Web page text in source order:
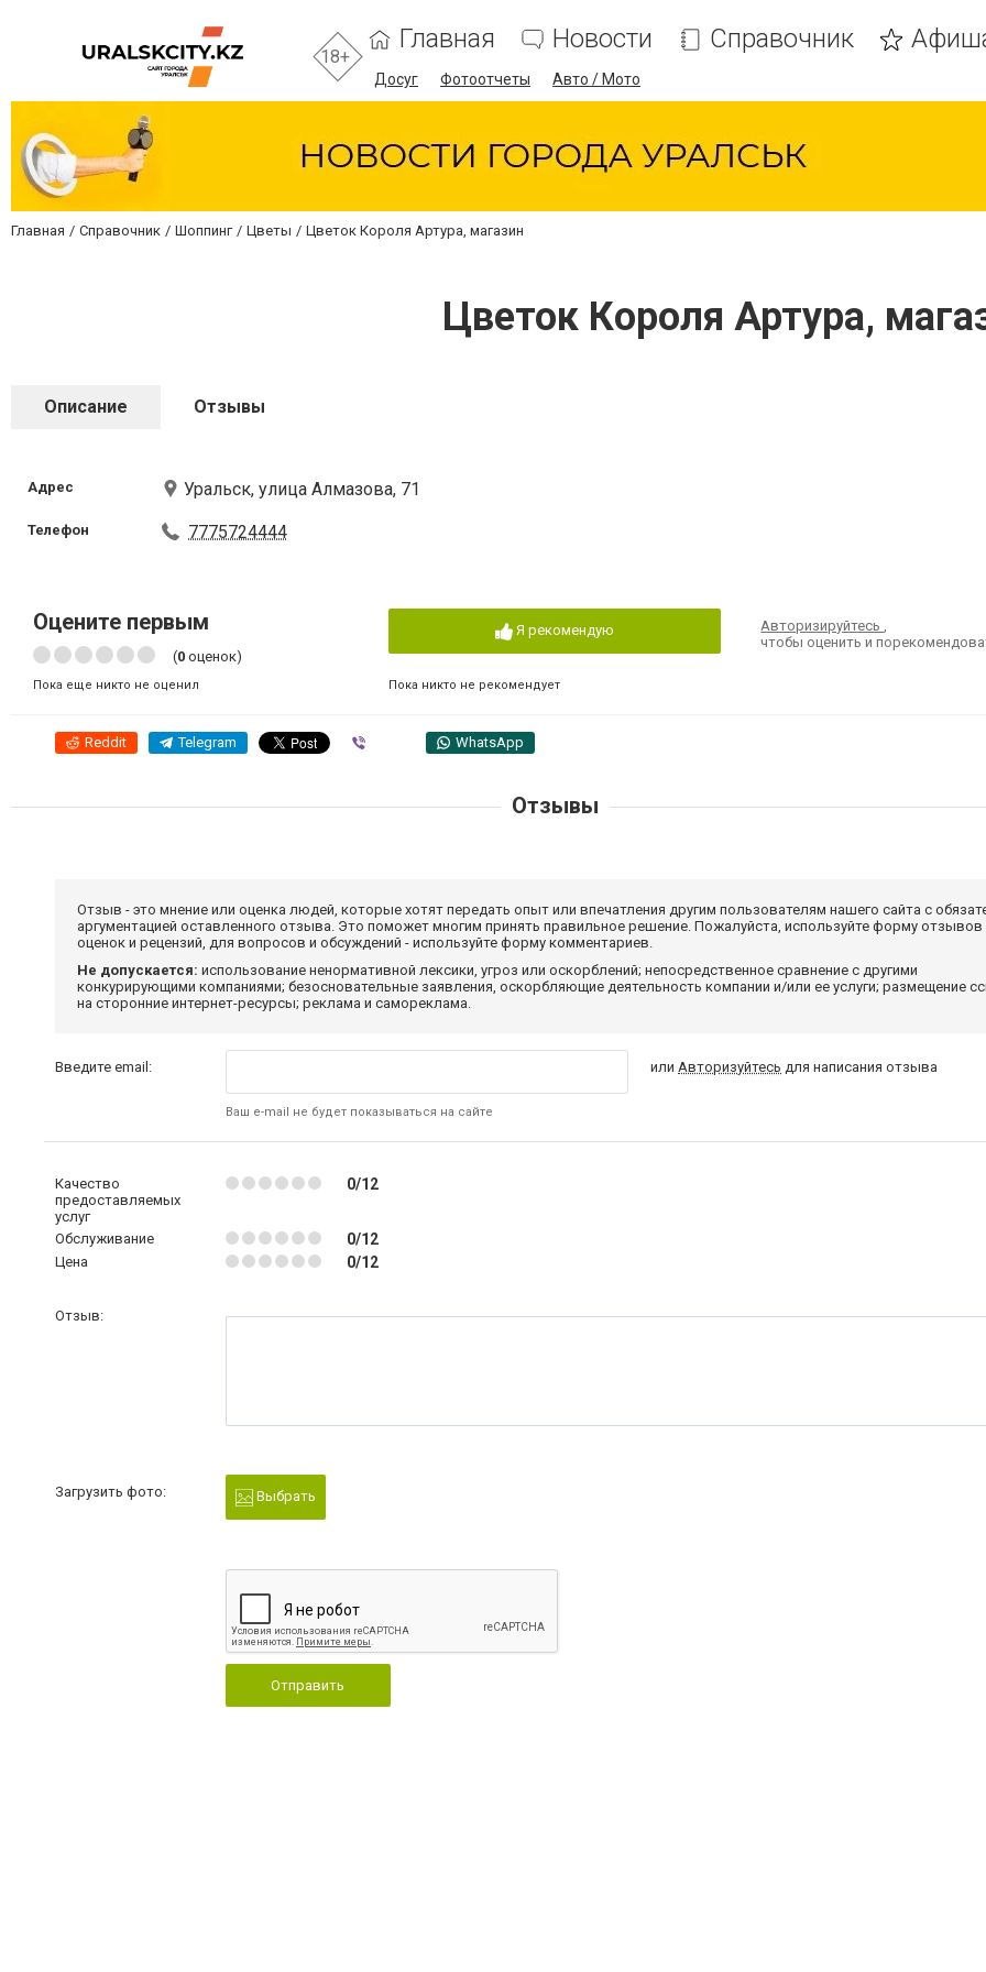
18+
Главная Новости Справочник
Досуг Фотоотчеты Авто / Мото
Главная Справочник Шоппинг Цветы Цветок Короля Артура, магазин
Цветок Короля Артура,
Описание Отзывы
Адрес Уральск, улица Алмазова, 71
Телефон 7775724444
Оцените первым
(0 оценок)
Пока еще никто не оценил
Я рекомендую
Пока никто не рекомендует
Авторизируйтесь,
чтобы оценить и
Reddit Telegram WhatsApp
Отзывы
Отзыв - это мнение или оценка людей, которые хотят передать опыт или впечатления другим пользователям нашего сайта с
аргументацией оставленного отзыва. Это поможет многим принять правильное решение. Пожалуйста, используйте форму отзывов
оценок и рецензий, для вопросов и обсуждений - используйте форму комментариев.
Не допускается: использование ненормативной лексики, угроз или оскорблений; непосредственное сравнение с другими
конкурирующими компаниями; безосновательные заявления, оскорбляющие деятельность компании и/или ее услуги; размещение
на сторонние интернет-ресурсы; реклама и самореклама.
Введите email:
Ваш e-mail не будет показываться на сайте
илиАвторизуйтесь для написания отзыва
Качество
предоставляемых
услуг
0/12
Обслуживание 0/12
Цена 0/12
Отзыв:
Загрузить фото: Выбрать
Отправить